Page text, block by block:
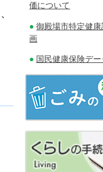
価について
御殿場市特定健
画
国民健康保険デ